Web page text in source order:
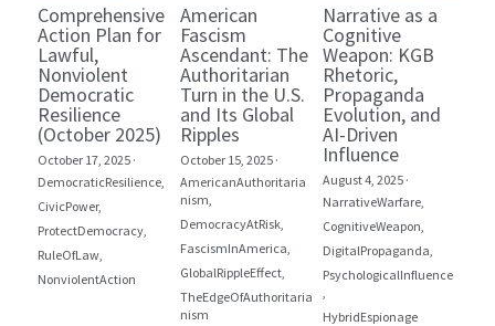
Comprehensive
Action Plan for
Lawful,
Nonviolent
Democratic
Resilience
(October 2025)
October 17, 2025 ·
DemocraticResilience,
CivicPower,
ProtectDemocracy,
RuleOfLaw,
NonviolentAction
American
Fascism
Ascendant: The
Authoritarian
Turn in the U.S.
and Its Global
Ripples
October 15, 2025 ·
AmericanAuthoritaria
nism,
DemocracyAtRisk,
FascismInAmerica,
GlobalRippleEffect,
TheEdgeOfAuthoritaria
nism
Narrative as a
Cognitive
Weapon: KGB
Rhetoric,
Propaganda
Evolution, and
AI-Driven
Influence
August 4, 2025 ·
NarrativeWarfare,
CognitiveWeapon,
DigitalPropaganda,
PsychologicalInfluence
HybridEspionage